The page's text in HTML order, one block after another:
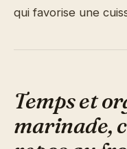
qui favorise une
Temps et
marinade,